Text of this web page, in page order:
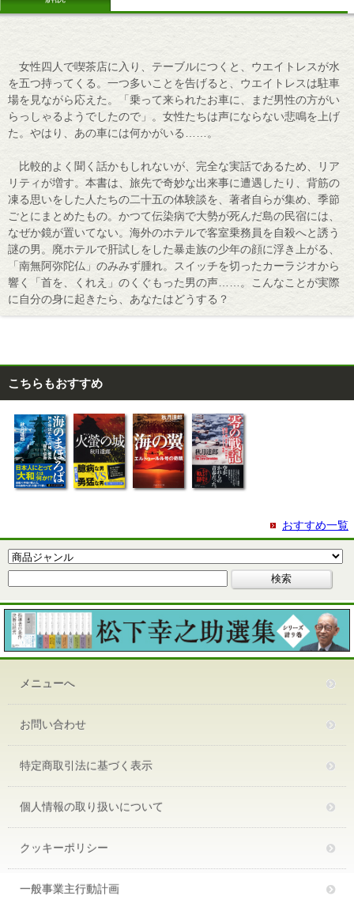
女性四人で喫茶店に入り、テーブルにつくと、ウエイトレスが水
を五つ持ってくる。一つ多いことを告げると、ウエイトレスは駐車
場を見ながら応えた。「乗って来られたお車に、まだ男性の方がい
らっしゃるようでしたので」。女性たちは声にならない悲鳴を上げ
た。やはり、あの車には何かがいる……。
比較的よく聞く話かもしれないが、完全な実話であるため、リア
リティが増す。本書は、旅先で奇妙な出来事に遭遇したり、背筋の
凍る思いをした人たちの二十五の体験談を、著者自らが集め、季節
ごとにまとめたもの。かつて伝染病で大勢が死んだ島の民宿には、
なぜか鏡が置いてない。海外のホテルで客室乗務員を自殺へと誘う
謎の男。廃ホテルで肝試しをした暴走族の少年の顔に浮き上がる、
「南無阿弥陀仏」のみみず腫れ。スイッチを切ったカーラジオから
響く「首を、くれえ」のくぐもった男の声……。こんなことが実際
に自分の身に起きたら、あなたはどうする？
こちらもおすすめ
おすすめ一覧
メニューへ
お問い合わせ
特定商取引法に基づく表示
個人情報の取り扱いについて
クッキーポリシー
一般事業主行動計画